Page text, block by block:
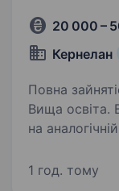
20 000 –
Кернелан
Повна
Вища освіта. Вимоги: Досвід роботи
на
насінням та добривам
1 год. тому